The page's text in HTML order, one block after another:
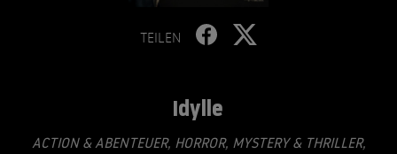
TEILEN
Idylle
ACTION & ABENTEUER, HORROR, MYSTERY & THRILLER,